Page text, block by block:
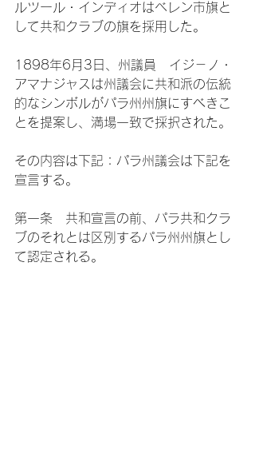
ルツール・インディオはベレン市旗と
して共和クラブの旗を採用した。
1898年6月3日、州議員　イジ－ノ・
アマナジャスは州議会に共和派の伝統
的なシンボルがパラ州州旗にすべきこ
とを提案し、満場一致で採択された。
その内容は下記：パラ州議会は下記を
宣言する。
第一条　共和宣言の前、パラ共和クラ
ブのそれとは区別するパラ州州旗とし
て認定される。